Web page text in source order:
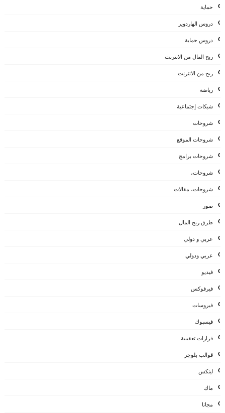
حماية
دروس الهاردوير
دروس حماية
ربح المال من الانترنت
ربح من الانترنت
رياضة
شبكات إجتماعية
شروحات
شروحات الموقع
شروحات برامج
شروحات،
شروحات، مقالات
صور
طرق ربح المال
عربي و دولي
عربي ودولي
فيديو
فيرفوكس
فيروسات
فيسبوك
قرارات تعقيبية
قوالب بلوجر
لينكس
ماك
مجانا